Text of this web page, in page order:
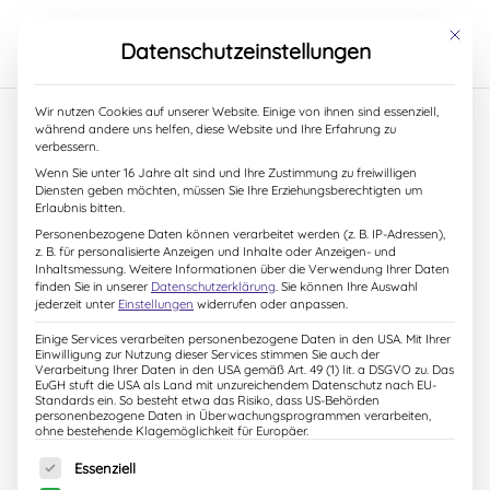
Frischer Herbstwind
7. September 2017
So flugs wie das Wetter in den vergangenen Tagen
umgeschlagen hat, weht der frische Herbstwind auch
auf meinem Arbeitsplatz. Jetzt wird wieder gebastelt
und getüftelt – an neuen Ideen und auch an lustigen
Workshops für die Herbstlesungen.
Und wie es so kommt geht es im Ideenkästchen
wieder einmal sehr tierisch zu. Was dabei im Endeffekt
Mit
Datenschutzeinstellungen
Wir nutzen Cookies auf unserer Website. Einige von ihnen sind essenziell,
während andere uns helfen, diese Website und Ihre Erfahrung zu
verbessern.
Wenn Sie unter 16 Jahre alt sind und Ihre Zustimmung zu freiwilligen
Diensten geben möchten, müssen Sie Ihre Erziehungsberechtigten um
Erlaubnis bitten.
Personenbezogene Daten können verarbeitet werden (z. B. IP-Adressen),
z. B. für personalisierte Anzeigen und Inhalte oder Anzeigen- und
Inhaltsmessung. Weitere Informationen über die Verwendung Ihrer Daten
finden Sie in unserer Datenschutzerklärung. Sie können Ihre Auswahl
jederzeit unter Einstellungen widerrufen oder anpassen.
Einige Services verarbeiten personenbezogene Daten in den USA. Mit Ihrer
Einwilligung zur Nutzung dieser Services stimmen Sie auch der
Verarbeitung Ihrer Daten in den USA gemäß Art. 49 (1) lit. a DSGVO zu. Das
EuGH stuft die USA als Land mit unzureichendem Datenschutz nach EU-
Standards ein. So besteht etwa das Risiko, dass US-Behörden
personenbezogene Daten in Überwachungsprogrammen verarbeiten,
ohne bestehende Klagemöglichkeit für Europäer.
Es folgt eine Liste der Service-Gruppen, für die eine
Essenziell